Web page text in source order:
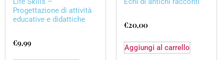
Progettazione di attività
educative e didattiche
€9,99
€20,00
Aggiungi al carrello